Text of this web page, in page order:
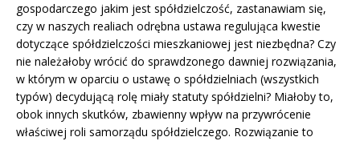
gospodarczego jakim jest spółdzielczość, zastanawiam się,
czy w naszych realiach odrębna ustawa regulująca kwestie
dotyczące spółdzielczości mieszkaniowej jest niezbędna? Czy
nie należałoby wrócić do sprawdzonego dawniej rozwiązania,
w którym w oparciu o ustawę o spółdzielniach (wszystkich
typów) decydującą rolę miały statuty spółdzielni? Miałoby to,
obok innych skutków, zbawienny wpływ na przywrócenie
właściwej roli samorządu spółdzielczego. Rozwiązanie to